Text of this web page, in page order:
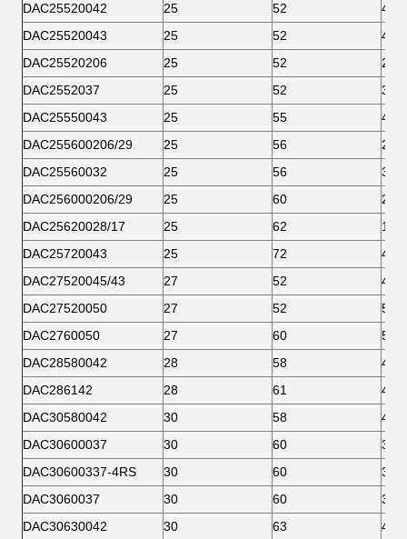
DAC25520042
25 52
42
DAC25520043
25 52
43
DAC25520206
25 52
20,6
DAC2552037
25 52
37
DAC25550043
25 55
43
DAC255600206/29
25 56
29
DAC25560032
25 56
32
DAC256000206/29
25 60
29
DAC25620028/17
25 62
17
DAC25720043
25 72
43
DAC27520045/43
27 52
43
DAC27520050
27 52
50
DAC2760050
27 60
50
DAC28580042
28 58
42
DAC286142
28 61
42
DAC30580042
30 58
42
DAC30600037
30 60
37
DAC30600337-4RS
30 60
37
DAC3060037
30 60
37
DAC30630042
30 63 42